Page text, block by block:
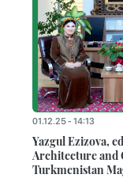
01.12.25 - 14:13
Yazgul Ezizova,
Architecture and
Turkmenistan